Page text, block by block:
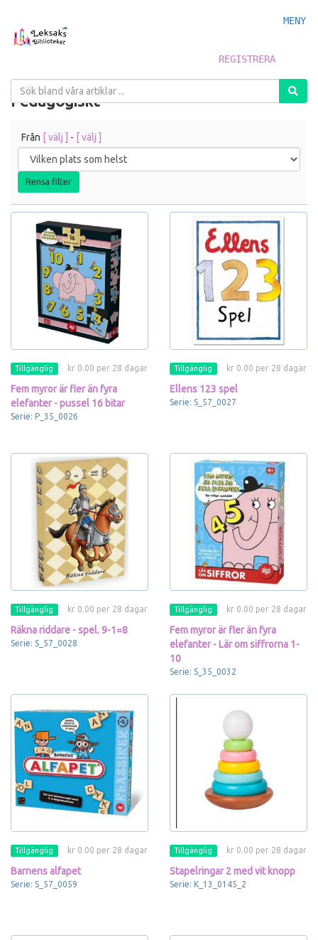
MENY
REGISTRERA
Pedagogiskt
Från [ välj ] - [ välj ]
Rensa filter
Tillgänglig kr 0.00 per 28 dagar
Fem myror är fler än fyra
elefanter - pussel 16 bitar
Serie: P_35_0026
Tillgänglig kr 0.00 per 28 dagar
Ellens 123 spel
Serie: S_57_0027
Tillgänglig kr 0.00 per 28 dagar
Räkna riddare - spel. 9-1=8
Serie: S_57_0028
Tillgänglig kr 0.00 per 28 dagar
Fem myror är fler än fyra
elefanter - Lär om siffrorna 1-
10
Serie: S_35_0032
Tillgänglig kr 0.00 per 28 dagar
Barnens alfapet
Serie: S_57_0059
Tillgänglig kr 0.00 per 28 dagar
Stapelringar 2 med vit knopp
Serie: K_13_0145_2